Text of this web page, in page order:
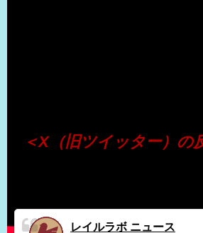
＜X（旧ツイッター）の
レイルラボ ニュース